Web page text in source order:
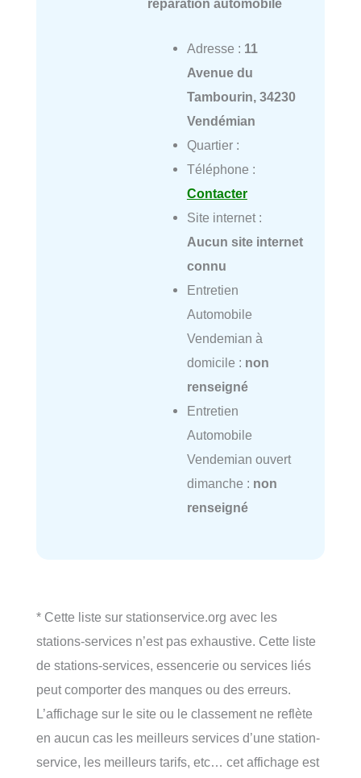
réparation automobile
Adresse : 11
Avenue du
Tambourin, 34230
Vendémian
Quartier :
Téléphone :
Contacter
Site internet :
Aucun site internet
connu
Entretien
Automobile
Vendemian à
domicile : non
renseigné
Entretien
Automobile
Vendemian ouvert
dimanche : non
renseigné
* Cette liste sur stationservice.org avec les
stations-services n’est pas exhaustive. Cette liste
de stations-services, essencerie ou services liés
peut comporter des manques ou des erreurs.
L’affichage sur le site ou le classement ne reflète
en aucun cas les meilleurs services d’une station-
service, les meilleurs tarifs, etc… cet affichage est